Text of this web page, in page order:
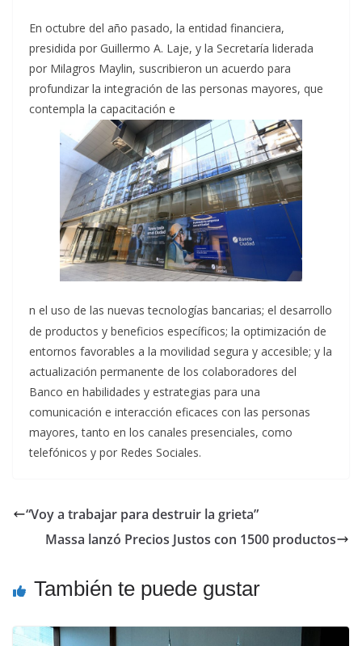
En octubre del año pasado, la entidad financiera,
presidida por Guillermo A. Laje, y la Secretaría liderada
por Milagros Maylin, suscribieron un acuerdo para
profundizar la integración de las personas mayores, que
contempla la capacitación e
n el uso de las nuevas tecnologías bancarias; el desarrollo
de productos y beneficios específicos; la optimización de
entornos favorables a la movilidad segura y accesible; y la
actualización permanente de los colaboradores del
Banco en habilidades y estrategias para una
comunicación e interacción eficaces con las personas
mayores, tanto en los canales presenciales, como
telefónicos y por Redes Sociales.
“Voy a trabajar para destruir la grieta”
Massa lanzó Precios Justos con 1500 productos
También te puede gustar